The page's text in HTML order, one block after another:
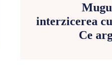
interzicerea
Ce